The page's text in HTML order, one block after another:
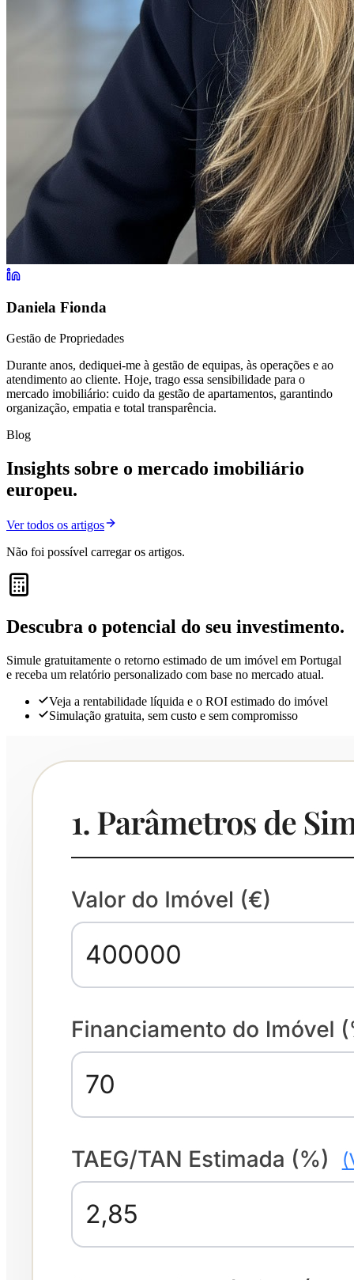
Daniela Fionda
Gestão de Propriedades
Durante anos, dediquei-me à gestão de equipas, às operações e ao
atendimento ao cliente. Hoje, trago essa sensibilidade para o
mercado imobiliário: cuido da gestão de apartamentos, garantindo
organização, empatia e total transparência.
Blog
Insights sobre o mercado imobiliário
europeu.
Ver todos os artigos
Não foi possível carregar os artigos.
Descubra o potencial do seu investimento.
Simule gratuitamente o retorno estimado de um imóvel em Portugal
e receba um relatório personalizado com base no mercado atual.
Veja a rentabilidade líquida e o ROI estimado do imóvel
Simulação gratuita, sem custo e sem compromisso